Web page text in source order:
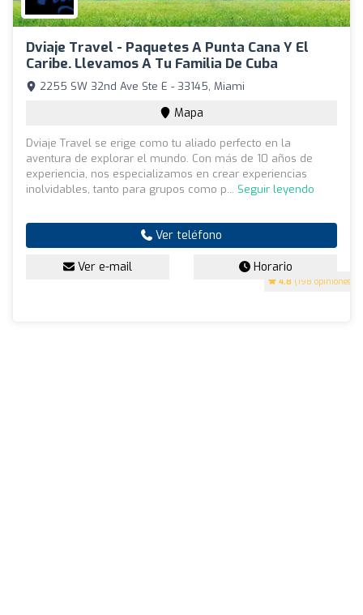
Dviaje Travel - Paquetes A Punta Cana Y El
Caribe. Llevamos A Tu Familia De Cuba
4.8 (198 opiniones)
2255 SW 32nd Ave Ste E - 33145, Miami
Mapa
Dviaje Travel se erige como tu aliado perfecto en la
aventura de explorar el mundo. Con más de 10 años de
experiencia, nos especializamos en crear experiencias
inolvidables, tanto para grupos como p... Seguir leyendo
Ver teléfono
Ver e-mail Horario